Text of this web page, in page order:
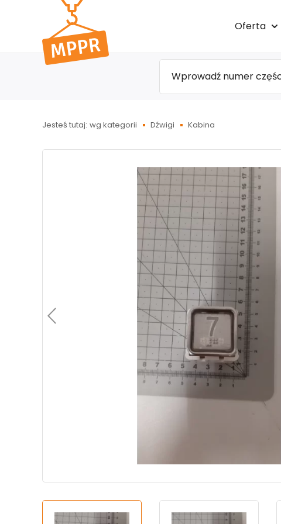
do menu
głównego
Oferta
Jesteś tutaj: wg kategorii Dźwigi Kabina